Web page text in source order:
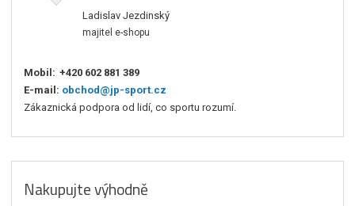
Ladislav Jezdinský
majitel e-shopu
Mobil: +420 602 881 389
E-mail: obchod@jp-sport.cz
Zákaznická podpora od lidí, co sportu rozumí.
Nakupujte výhodně